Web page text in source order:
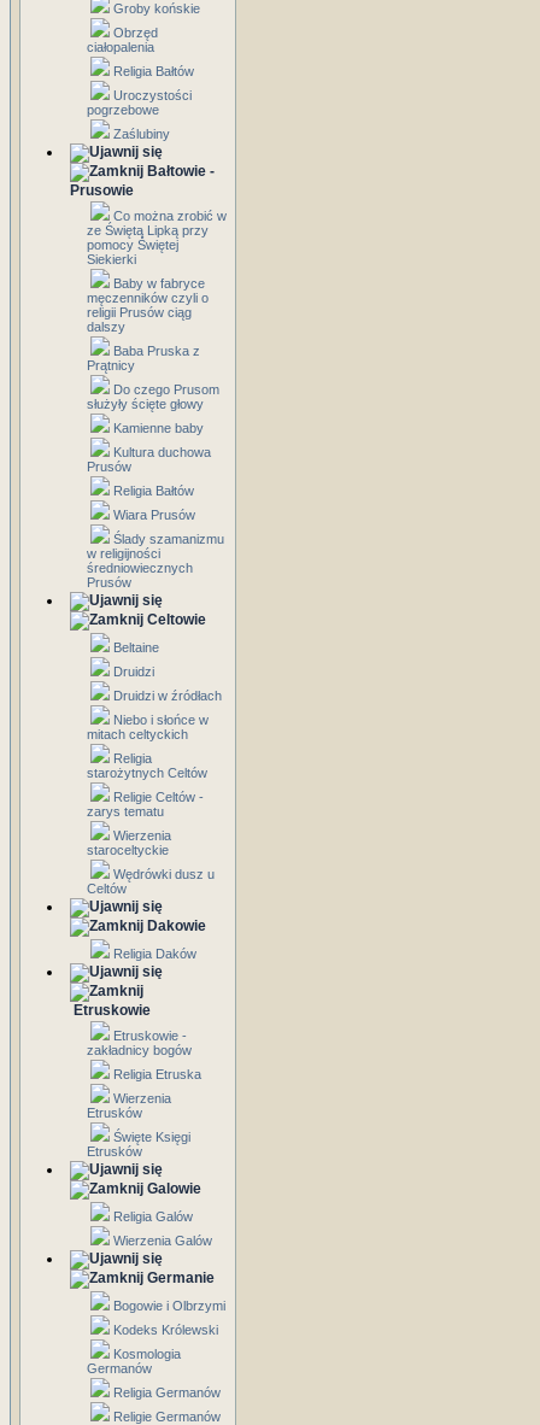
Groby końskie
Obrzęd
ciałopalenia
Religia Bałtów
Uroczystości
pogrzebowe
Zaślubiny
Bałtowie -
Prusowie
Co można zrobić w
ze Świętą Lipką przy
pomocy Świętej
Siekierki
Baby w fabryce
męczenników czyli o
religii Prusów ciąg
dalszy
Baba Pruska z
Prątnicy
Do czego Prusom
służyły ścięte głowy
Kamienne baby
Kultura duchowa
Prusów
Religia Bałtów
Wiara Prusów
Ślady szamanizmu
w religijności
średniowiecznych
Prusów
Celtowie
Beltaine
Druidzi
Druidzi w źródłach
Niebo i słońce w
mitach celtyckich
Religia
starożytnych Celtów
Religie Celtów -
zarys tematu
Wierzenia
staroceltyckie
Wędrówki dusz u
Celtów
Dakowie
Religia Daków
Etruskowie
Etruskowie -
zakładnicy bogów
Religia Etruska
Wierzenia
Etrusków
Święte Księgi
Etrusków
Galowie
Religia Galów
Wierzenia Galów
Germanie
Bogowie i Olbrzymi
Kodeks Królewski
Kosmologia
Germanów
Religia Germanów
Religie Germanów